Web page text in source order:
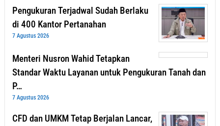
Pengukuran Terjadwal Sudah Berlaku
di 400 Kantor Pertanahan
7 Agustus 2026
Menteri Nusron Wahid Tetapkan
Standar Waktu Layanan untuk Pengukuran Tanah dan
P…
7 Agustus 2026
CFD dan UMKM Tetap Berjalan Lancar,